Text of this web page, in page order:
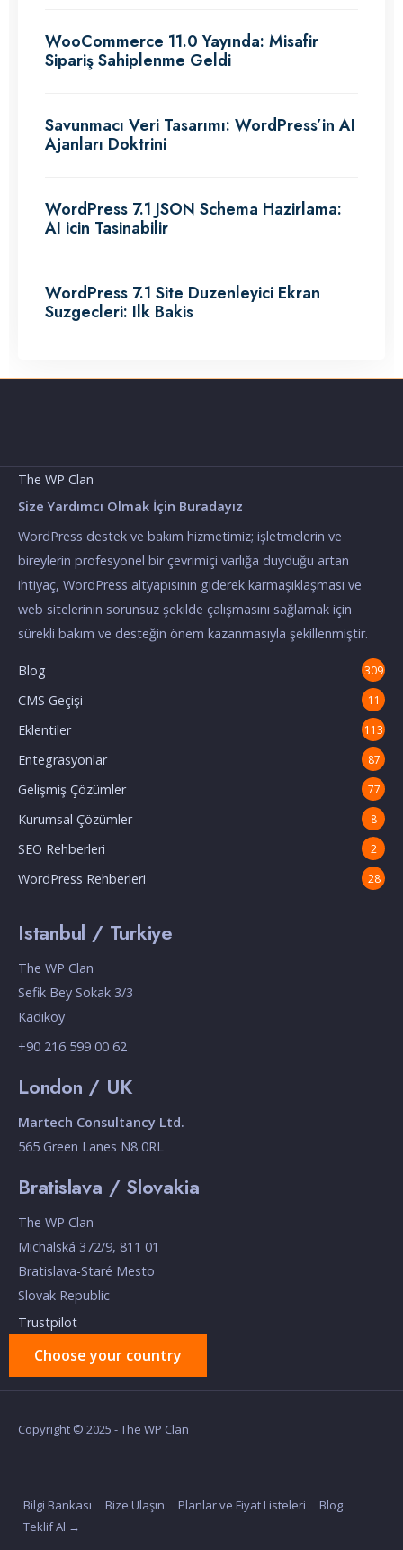
WooCommerce 11.0 Yayında: Misafir
Sipariş Sahiplenme Geldi
Savunmacı Veri Tasarımı: WordPress’in AI
Ajanları Doktrini
WordPress 7.1 JSON Schema Hazirlama:
AI icin Tasinabilir
WordPress 7.1 Site Duzenleyici Ekran
Suzgecleri: Ilk Bakis
The WP Clan
Size Yardımcı Olmak İçin Buradayız
WordPress destek ve bakım hizmetimiz; işletmelerin ve
bireylerin profesyonel bir çevrimiçi varlığa duyduğu artan
ihtiyaç, WordPress altyapısının giderek karmaşıklaşması ve
web sitelerinin sorunsuz şekilde çalışmasını sağlamak için
sürekli bakım ve desteğin önem kazanmasıyla şekillenmiştir.
Blog 309
CMS Geçişi 11
Eklentiler 113
Entegrasyonlar 87
Gelişmiş Çözümler 77
Kurumsal Çözümler 8
SEO Rehberleri 2
WordPress Rehberleri 28
Istanbul / Turkiye
The WP Clan
Sefik Bey Sokak 3/3
Kadikoy
+90 216 599 00 62
London / UK
Martech Consultancy Ltd.
565 Green Lanes N8 0RL
Bratislava / Slovakia
The WP Clan
Michalská 372/9, 811 01
Bratislava-Staré Mesto
Slovak Republic
Trustpilot
Choose your country
Copyright © 2025 - The WP Clan
Bilgi Bankası Bize Ulaşın Planlar ve Fiyat Listeleri
Blog
Teklif Al →